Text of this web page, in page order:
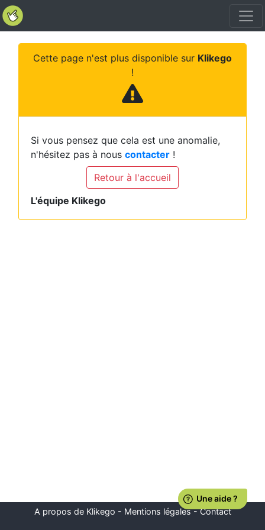
Cette page n'est plus disponible sur Klikego
!
Si vous pensez que cela est une anomalie,
n'hésitez pas à nous contacter !
Retour à l'accueil
L'équipe Klikego
A propos de Klikego - Mentions légales-Contact